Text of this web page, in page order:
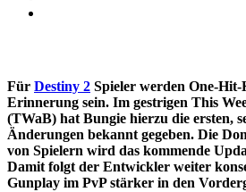
Für Destiny 2 Spieler werden One-
Erinnerung sein. Im gestrigen This
(TWaB) hat Bungie hierzu die ersten,
Änderungen bekannt gegeben. Die
von Spielern wird das kommende
Damit folgt der Entwickler weiter
Gunplay im PvP stärker in den